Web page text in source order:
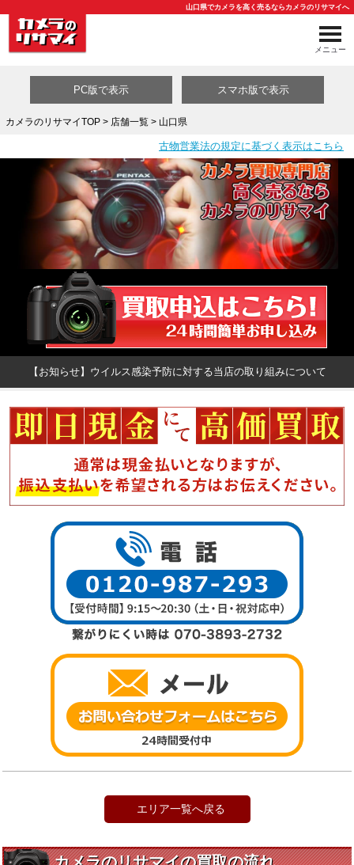
山口県でカメラを高く売るならカメラのリサマイへ
メニュー
買取カテゴリ一覧
PC版で表示 スマホ版で表示
カメラのリサマイTOP> 店舗一覧> 山口県
古物営業法の規定に基づく表示はこちら
【お知らせ】ウイルス感染予防に対する当店の取り組みについて
エリア一覧へ戻る